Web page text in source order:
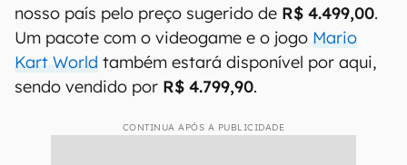
nosso país pelo preço sugerido de R$ 4.499,00.
Um pacote com o videogame e o jogo Mario
Kart World também estará disponível por aqui,
sendo vendido por R$ 4.799,90.
CONTINUA APÓS A PUBLICIDADE